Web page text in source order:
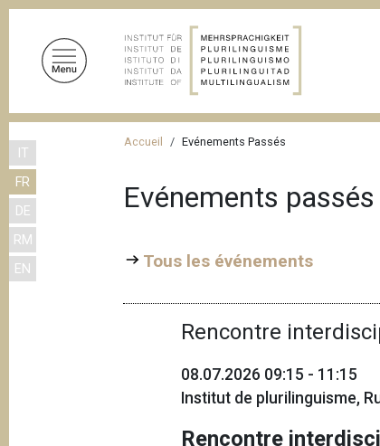
IT
FR
DE
RM
EN
Accueil Evénements Passés
Evénements passés
Tous les événements
Rencontre
08.07.2026 09:15 - 11:15
Institut de plurilinguisme,
Rencontre